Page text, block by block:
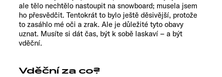
ale tělo nechtělo nastoupit na snowboard; musela jsem
ho přesvědčit. Tentokrát to bylo ještě děsivější, protože
to zasáhlo mé oči a zrak. Ale je důležité tyto obavy
uznat. Musíte si dát čas, být k sobě laskaví – a být
vděční.
Vděční za co?